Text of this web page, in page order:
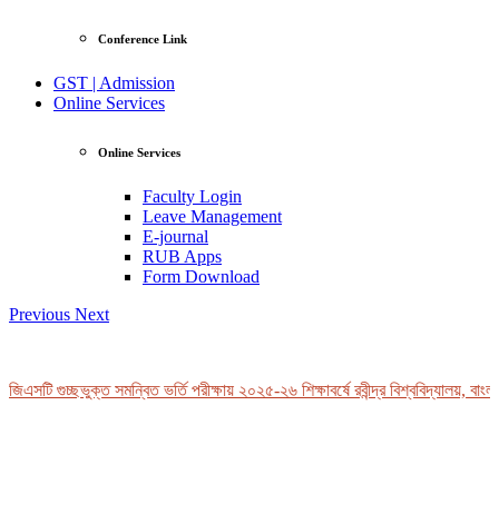
Conference Link
GST | Admission
Online Services
Online Services
Faculty Login
Leave Management
E-journal
RUB Apps
Form Download
Previous Next
গুচ্ছভুক্ত সমন্বিত ভর্তি পরীক্ষায় ২০২৫-২৬ শিক্ষাবর্ষে রবীন্দ্র বিশ্ববিদ্যালয়,